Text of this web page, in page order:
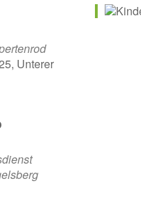
Unterer